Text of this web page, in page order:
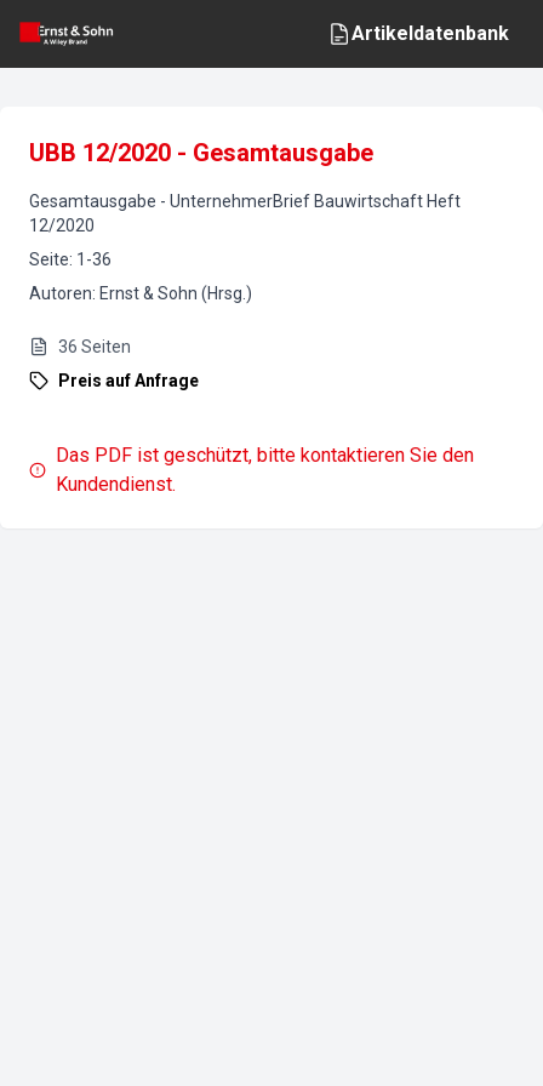
Artikeldatenbank
UBB 12/2020 - Gesamtausgabe
Gesamtausgabe - UnternehmerBrief Bauwirtschaft Heft
12/2020
Seite: 1-36
Autoren: Ernst & Sohn (Hrsg.)
36 Seiten
Preis auf Anfrage
Das PDF ist geschützt, bitte kontaktieren Sie den
Kundendienst.